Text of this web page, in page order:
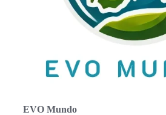
EVO Mundo